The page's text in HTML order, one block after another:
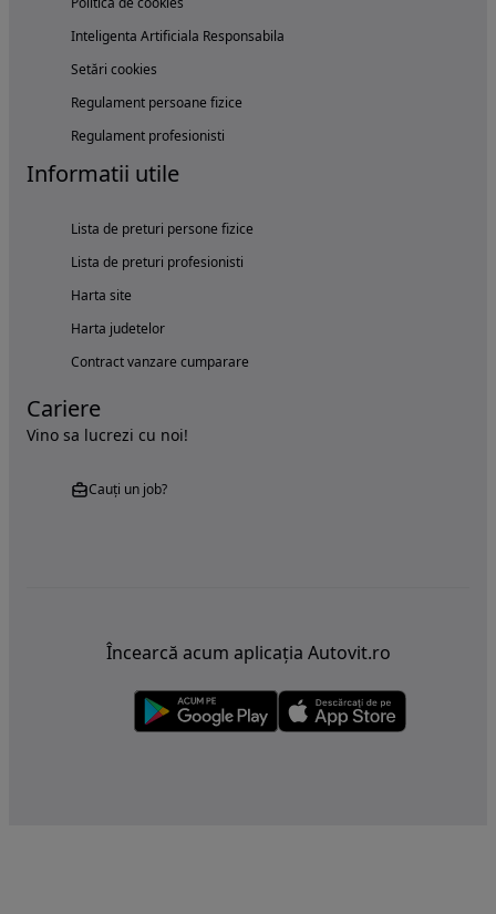
Inteligenta Artificiala Responsabila
Setări cookies
Regulament persoane fizice
Regulament profesionisti
Informatii utile
Lista de preturi persone fizice
Lista de preturi profesionisti
Harta site
Harta judetelor
Contract vanzare cumparare
Cariere
Vino sa lucrezi cu noi!
Cauți un job?
Încearcă acum aplicația Autovit.ro